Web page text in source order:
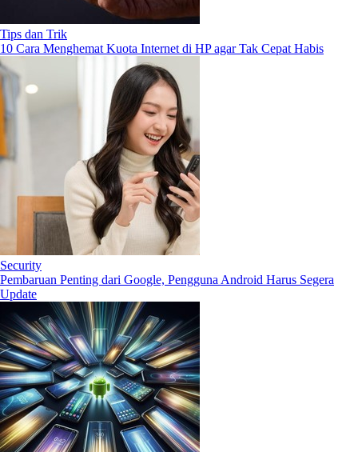
Tips dan Trik
10 Cara Menghemat Kuota Internet di HP agar Tak Cepat Habis
Security
Pembaruan Penting dari Google, Pengguna Android Harus Segera
Update